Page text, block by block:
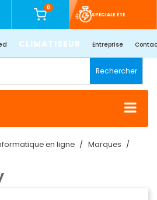
0
SPÉCIALE ÉTÉ
CLIMATISEUR Entreprise
Rechercher
en ligne
Marques